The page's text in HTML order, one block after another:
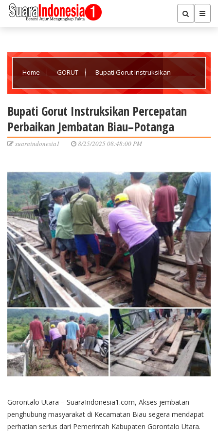
Home GORUT Bupati Gorut Instruksikan
Bupati Gorut Instruksikan Percepatan
Perbaikan Jembatan Biau–Potanga
suaraindonesia1 8/25/2025 08:48:00 PM
Gorontalo Utara – SuaraIndonesia1.com, Akses jembatan
penghubung masyarakat di Kecamatan Biau segera mendapat
perhatian serius dari Pemerintah Kabupaten Gorontalo Utara.